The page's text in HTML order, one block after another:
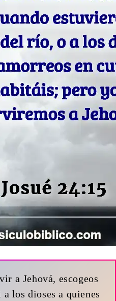
a Jehová, escogeos
los dioses a quienes